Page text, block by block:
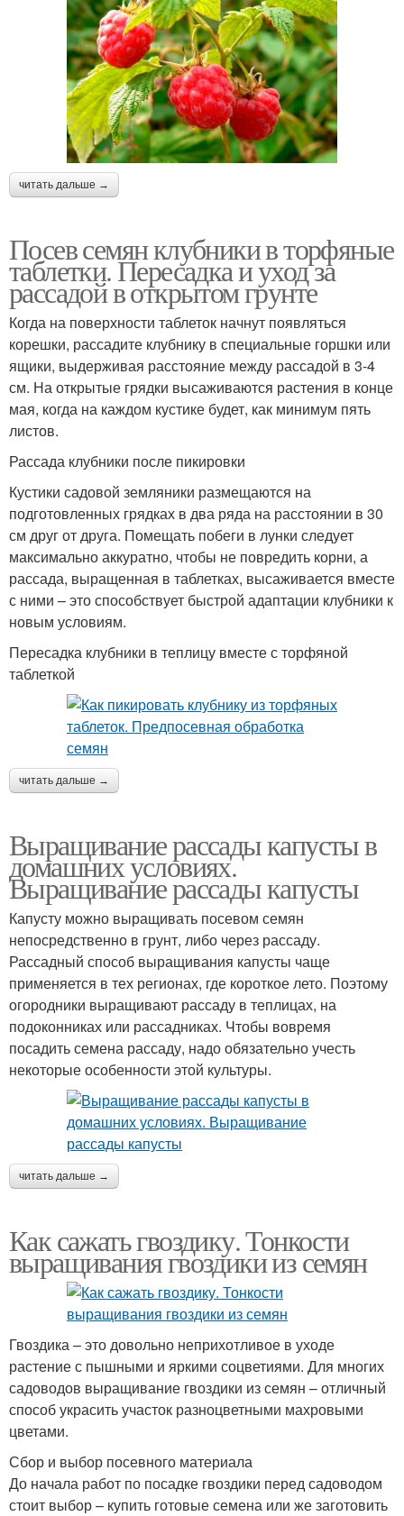
читать дальше →
Посев семян клубники в торфяные
таблетки. Пересадка и уход за
рассадой в открытом грунте
Когда на поверхности таблеток начнут появляться
корешки, рассадите клубнику в специальные горшки или
ящики, выдерживая расстояние между рассадой в 3-4
см. На открытые грядки высаживаются растения в конце
мая, когда на каждом кустике будет, как минимум пять
листов.
Рассада клубники после пикировки
Кустики садовой земляники размещаются на
подготовленных грядках в два ряда на расстоянии в 30
см друг от друга. Помещать побеги в лунки следует
максимально аккуратно, чтобы не повредить корни, а
рассада, выращенная в таблетках, высаживается вместе
с ними – это способствует быстрой адаптации клубники к
новым условиям.
Пересадка клубники в теплицу вместе с торфяной
таблеткой
читать дальше →
Выращивание рассады капусты в
домашних условиях.
Выращивание рассады капусты
Капусту можно выращивать посевом семян
непосредственно в грунт, либо через рассаду.
Рассадный способ выращивания капусты чаще
применяется в тех регионах, где короткое лето. Поэтому
огородники выращивают рассаду в теплицах, на
подоконниках или рассадниках. Чтобы вовремя
посадить семена рассаду, надо обязательно учесть
некоторые особенности этой культуры.
читать дальше →
Как сажать гвоздику. Тонкости
выращивания гвоздики из семян
Гвоздика – это довольно неприхотливое в уходе
растение с пышными и яркими соцветиями. Для многих
садоводов выращивание гвоздики из семян – отличный
способ украсить участок разноцветными махровыми
цветами.
Сбор и выбор посевного материала
До начала работ по посадке гвоздики перед садоводом
стоит выбор – купить готовые семена или же заготовить